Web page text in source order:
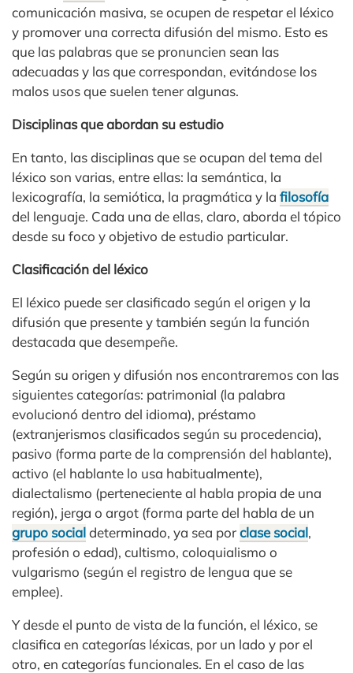
comunicación masiva, se ocupen de respetar el léxico
y promover una correcta difusión del mismo. Esto es
que las palabras que se pronuncien sean las
adecuadas y las que correspondan, evitándose los
malos usos que suelen tener algunas.
Disciplinas que abordan su estudio
En tanto, las disciplinas que se ocupan del tema del
léxico son varias, entre ellas: la semántica, la
lexicografía, la semiótica, la pragmática y la filosofía
del lenguaje. Cada una de ellas, claro, aborda el tópico
desde su foco y objetivo de estudio particular.
Clasificación del léxico
El léxico puede ser clasificado según el origen y la
difusión que presente y también según la función
destacada que desempeñe.
Según su origen y difusión nos encontraremos con las
siguientes categorías: patrimonial (la palabra
evolucionó dentro del idioma), préstamo
(extranjerismos clasificados según su procedencia),
pasivo (forma parte de la comprensión del hablante),
activo (el hablante lo usa habitualmente),
dialectalismo (perteneciente al habla propia de una
región), jerga o argot (forma parte del habla de un
grupo socialdeterminado, ya sea porclase social,
profesión o edad), cultismo, coloquialismo o
vulgarismo (según el registro de lengua que se
emplee).
Y desde el punto de vista de la función, el léxico, se
clasifica en categorías léxicas, por un lado y por el
otro, en categorías funcionales. En el caso de las